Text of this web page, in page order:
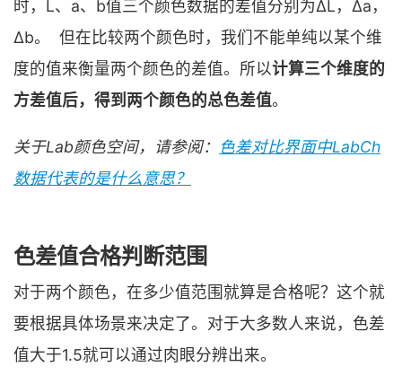
时，L、a、b值三个颜色数据的差值分别为ΔL，Δa，
Δb。 但在比较两个颜色时，我们不能单纯以某个维
度的值来衡量两个颜色的差值。所以计算三个维度的
方差值后，得到两个颜色的总色差值。
关于Lab颜色空间，请参阅： 色差对比界面中LabCh
数据代表的是什么意思？
色差值合格判断范围
对于两个颜色，在多少值范围就算是合格呢？这个就
要根据具体场景来决定了。对于大多数人来说，色差
值大于1.5就可以通过肉眼分辨出来。